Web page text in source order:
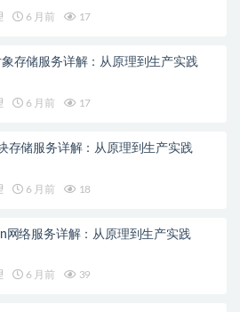
6 月前 17
存储服务详解：从原理到生产实践
6 月前 17
存储服务详解：从原理到生产实践
6 月前 18
网络服务详解：从原理到生产实践
6 月前 39